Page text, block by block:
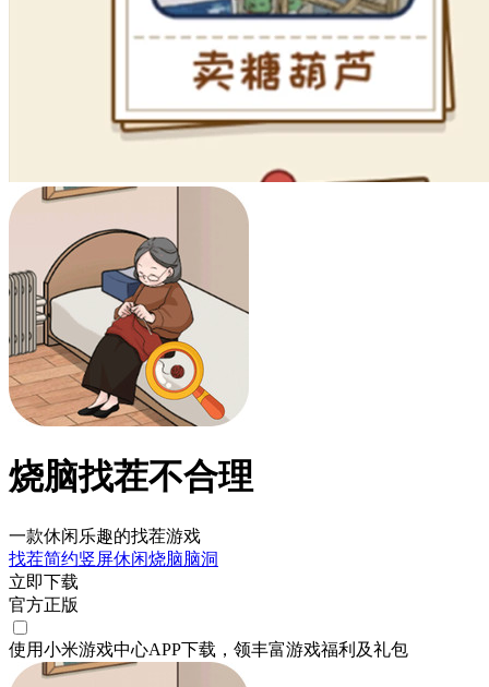
烧脑找茬不合理
一款休闲乐趣的找茬游戏
找茬简约竖屏休闲烧脑脑洞
立即下载
官方正版
使用小米游戏中心APP下载 ，领丰富游戏福利 及礼包